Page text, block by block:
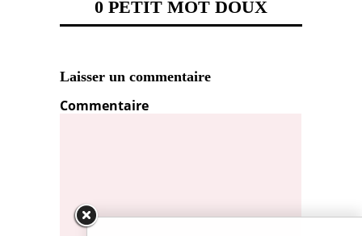
0 PETIT MOT DOUX
Laisser un commentaire
Commentaire